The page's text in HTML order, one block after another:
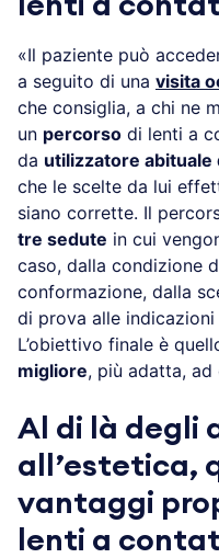
«Il paziente può
a seguito di una visita
che consiglia, a chi ne
un percorso di lenti a
da utilizzatore abituale
che le scelte da lui
siano corrette. Il
tre sedute in cui
caso, dalla condizione
conformazione, dalla
di prova alle
L’obiettivo finale è
migliore, più adatta,
Al di là degli
all’estetica,
vantaggi
lenti a